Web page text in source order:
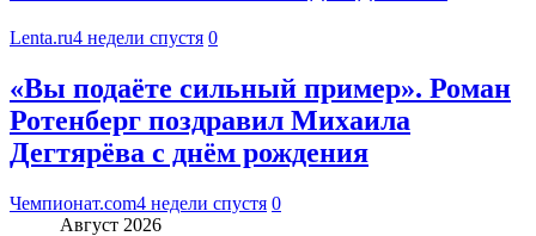
Lenta.ru4 недели спустя 0
«Вы подаёте сильный пример». Роман
Ротенберг поздравил Михаила
Дегтярёва с днём рождения
Чемпионат.com4 недели спустя 0
Август 2026